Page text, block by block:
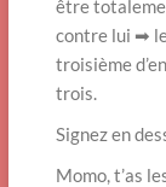
être
contre lui ➡
troisième
trois.
Signez en
Momo, t’as